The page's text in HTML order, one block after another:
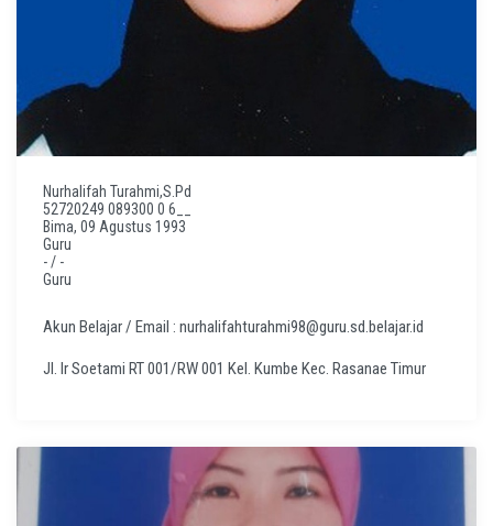
Nurhalifah Turahmi,S.Pd
52720249 089300 0 6__
Bima, 09 Agustus 1993
Guru
- / -
Guru
Akun Belajar / Email : nurhalifahturahmi98@guru.sd.belajar.id
Jl. Ir Soetami RT 001/RW 001 Kel. Kumbe Kec. Rasanae Timur